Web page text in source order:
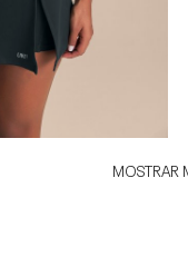
MOSTRAR